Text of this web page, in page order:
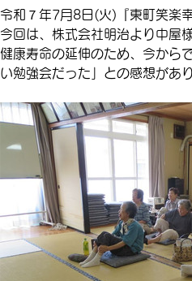
令和７年7月8日(火)『東町笑楽
今回は、株式会社明治より中屋
健康寿命の延伸のため、今から
い勉強会だった」との感想があ